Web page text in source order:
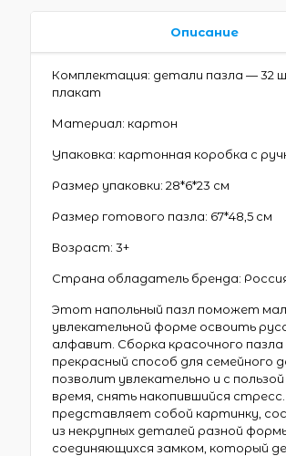
Описание
Комплектация: детали пазла — 32
плакат
Материал: картон
Упаковка: картонная коробка с
Размер упаковки: 28*6*23 см
Размер готового пазла: 67*48,5 см
Возраст: 3+
Страна обладатель бренда:
Этот напольный пазл поможет
увлекательной форме освоить
алфавит. Сборка красочного пазла
прекрасный способ для семейного
позволит увлекательно и с
время, снять накопившийся
представляет собой картинку,
из некрупных деталей разной
соединяющихся замком, который